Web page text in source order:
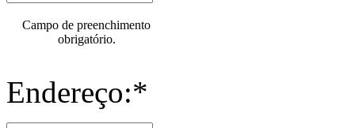
Campo de preenchimento
obrigatório.
Endereço:*